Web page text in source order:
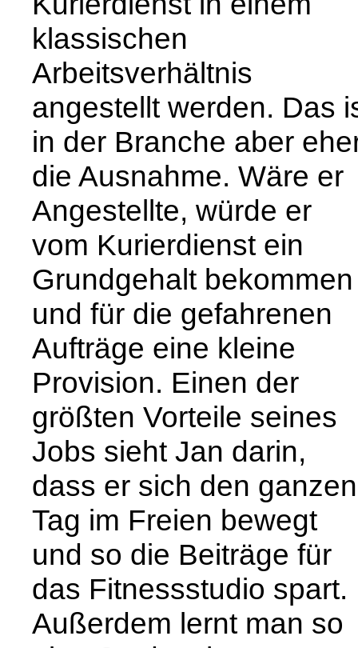
klassischen
Arbeitsverhältnis
angestellt werden. Das
in der Branche aber
die Ausnahme. Wäre er
Angestellte, würde er
vom Kurierdienst ein
Grundgehalt bekommen
und für die gefahrenen
Aufträge eine kleine
Provision. Einen der
größten Vorteile seines
Jobs sieht Jan darin,
dass er sich den ganzen
Tag im Freien bewegt
und so die Beiträge für
das Fitnessstudio spart.
Außerdem lernt man so